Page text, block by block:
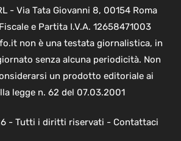
- Via Tata Giovanni 8, 00154 Roma
e Partita I.V.A. 12658471003
non è una testata giornalistica, in
senza alcuna periodicità. Non
un prodotto editoriale ai
legge n. 62 del 07.03.2001
- Tutti i diritti riservati - Contattaci